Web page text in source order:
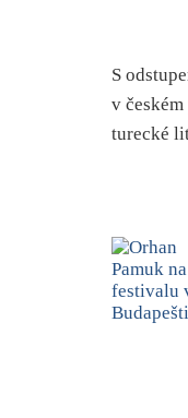
S
v
turecké